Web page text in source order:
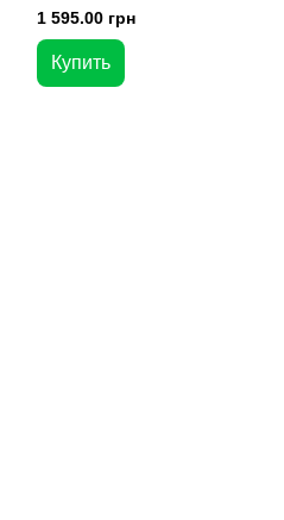
1 595.00 грн
Купить